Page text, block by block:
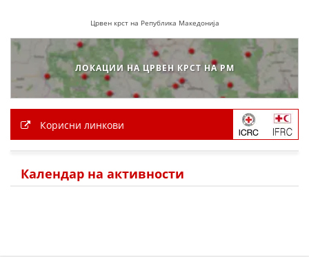
Црвен крст на Република Македонија
ЛОКАЦИИ НА ЦРВЕН КРСТ НА РМ
Корисни линкови
Календар на активности